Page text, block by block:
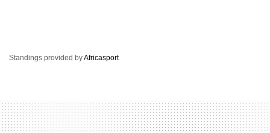
Standings provided byAfricasport